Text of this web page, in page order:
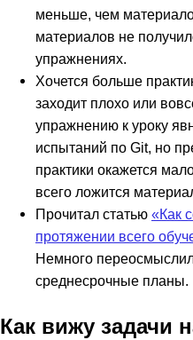
меньше, чем
материалов не
упражнениях.
Хочется больше
заходит плохо или
упражнению к уроку
испытаний по Git, но
практики окажется
всего ложится
Прочитал статью «Как
протяжении всего
Немного
среднесрочные планы.
Как вижу задачи